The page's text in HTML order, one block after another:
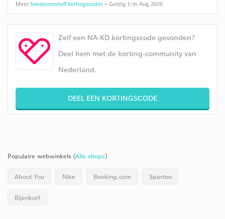
Meer Sneakersnstuff kortingscodes • Geldig t/m Aug 2026
Zelf een NA-KD kortingscode gevonden?
Deel hem met de korting-community van
Nederland.
DEEL EEN KORTINGSCODE
Populaire webwinkels (Alle shops)
About You Nike Booking.com Spartoo
Bijenkorf